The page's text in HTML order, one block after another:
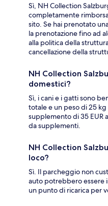
Sì, NH Collection
completamente
sito. Se hai prenotato
la prenotazione fino ad
alla politica della
cancellazione della
NH Collection
domestici?
Sì, i cani e i gatti sono
totale e un peso di 25
supplemento di 35 EUR
da supplementi.
NH Collection
loco?
Sì. Il parcheggio non
auto potrebbero essere
un punto di ricarica per